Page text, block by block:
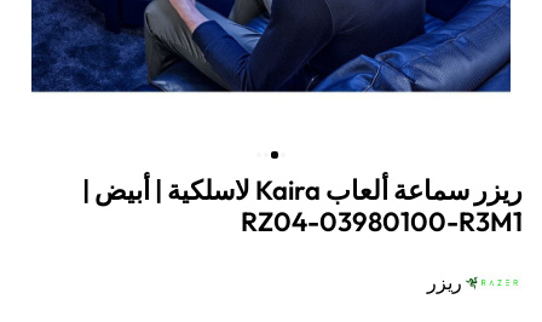
ريزر سماعة ألعاب Kaira لاسلكية | أبيض |
RZ04-03980100-R3M1
ريزر